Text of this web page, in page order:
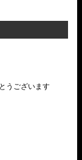
うございます